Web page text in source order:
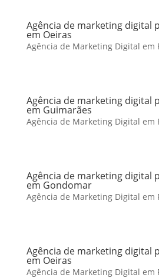
Agência de marketing digital
em Oeiras
Agência de Marketing Digital em
Agência de marketing digital
em Guimarães
Agência de Marketing Digital em
Agência de marketing digital
em Gondomar
Agência de Marketing Digital em
Agência de marketing digital
em Oeiras
Agência de Marketing Digital em